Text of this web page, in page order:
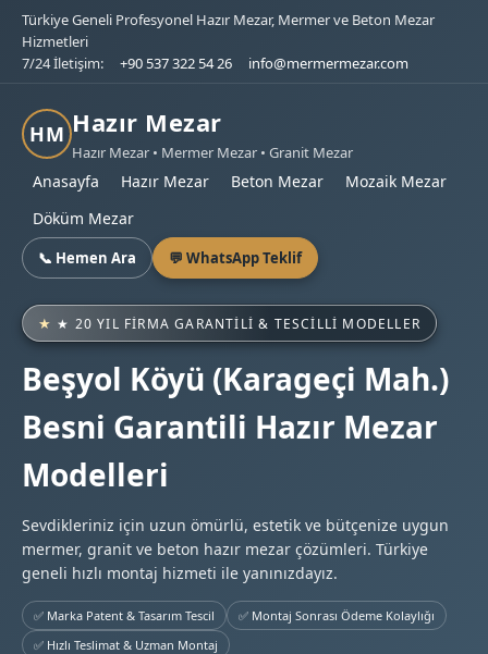
Türkiye Geneli Profesyonel Hazır Mezar, Mermer ve Beton Mezar
Hizmetleri
7/24 İletişim:
+90 537 322 54 26 info@mermermezar.com
HM Hazır Mezar
Hazır Mezar • Mermer Mezar • Granit Mezar
Anasayfa Hazır Mezar Beton Mezar
Mozaik Mezar
Döküm Mezar
📞 Hemen Ara 💬 WhatsApp Teklif
★ 20 YIL FIRMA GARANTILI & TESCILLI MODELLER
Beşyol Köyü (Karageçi Mah.)
Besni Garantili Hazır Mezar
Modelleri
Sevdikleriniz için uzun ömürlü, estetik ve bütçenize uygun
mermer, granit ve beton hazır mezar çözümleri. Türkiye
geneli hızlı montaj hizmeti ile yanınızdayız.
✅ Marka Patent & Tasarım Tescil
✅ Montaj Sonrası Ödeme Kolaylığı
✅ Hızlı Teslimat & Uzman Montaj